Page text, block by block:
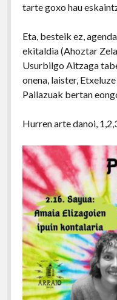
tarte goxo hau
Eta, besteik ez,
ekitaldia (Ahoztar
Usurbilgo Aitzaga
onena, laister,
Pailazuak bertan
Hurren arte danoi,